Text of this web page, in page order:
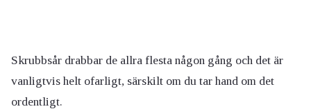
Skrubbsår drabbar de allra flesta någon gång och det är
vanligtvis helt ofarligt, särskilt om du tar hand om det
ordentligt.